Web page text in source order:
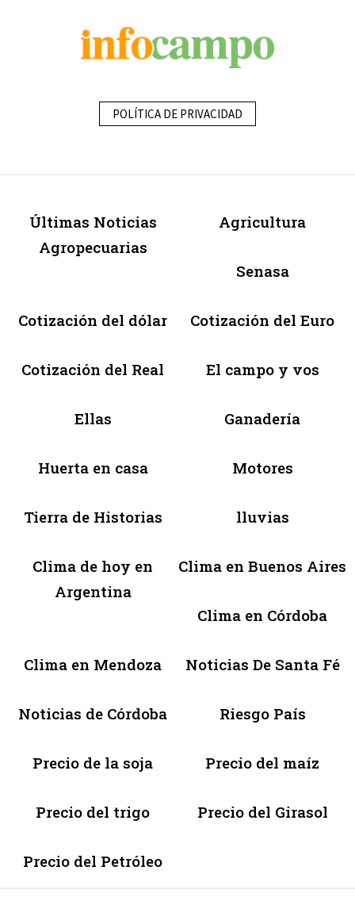
POLÍTICA DE PRIVACIDAD
Últimas Noticias
Agropecuarias
Agricultura
Senasa
Cotización del dólar Cotización del Euro
Cotización del Real El campo y vos
Ellas Ganadería
Huerta en casa Motores
Tierra de Historias lluvias
Clima de hoy en
Argentina
Clima en Buenos Aires
Clima en Córdoba
Clima en Mendoza Noticias De Santa Fé
Noticias de Córdoba Riesgo País
Precio de la soja Precio del maíz
Precio del trigo Precio del Girasol
Precio del Petróleo